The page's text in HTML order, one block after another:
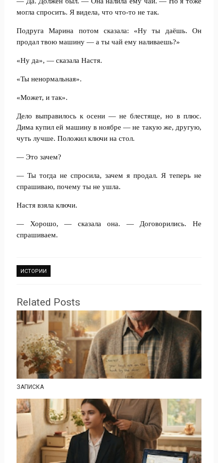
могла спросить. Я видела, что что-то не так.
Подруга Марина потом сказала: «Ну ты даёшь. Он
продал твою машину — а ты чай ему наливаешь?»
«Ну да», — сказала Настя.
«Ты ненормальная».
«Может, и так».
Дело выправилось к осени — не блестяще, но в плюс.
Дима купил ей машину в ноябре — не такую же, другую,
чуть лучше. Положил ключи на стол.
— Это зачем?
— Ты тогда не спросила, зачем я продал. Я теперь не
спрашиваю, почему ты не ушла.
Настя взяла ключи.
— Хорошо, — сказала она. — Договорились. Не
спрашиваем.
ИСТОРИИ
Related Posts
ЗАПИСКА